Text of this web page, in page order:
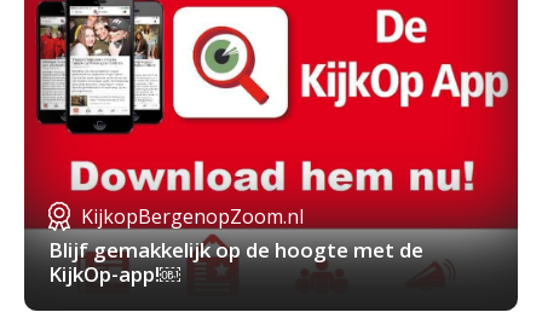
KijkopBergenopZoom.nl
Blijf gemakkelijk op de hoogte met de
KijkOp-app!￼